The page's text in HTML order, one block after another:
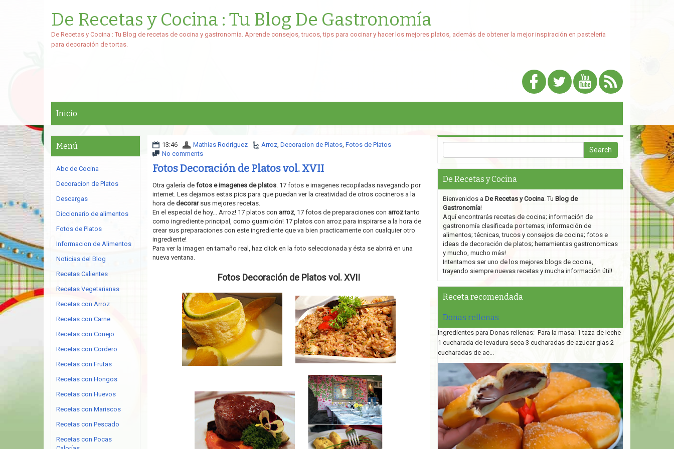
De Recetas y Cocina : Tu Blog De Gastronomía
De Recetas y Cocina : Tu Blog de recetas de cocina y gastronomía. Aprende consejos, trucos, tips para cocinar y hacer los mejores platos, además de obtener la mejor inspiración en pastelería
para decoración de tortas.
Inicio
13:46 Mathias Rodriguez Arroz, Decoracion de Platos, Fotos de Platos
No comments
Fotos Decoración de Platos vol. XVII
Otra galería defotos e imagenes de platos. 17 fotos e imagenes recopiladas navegando por
internet. Les dejamos estas pics para que puedan ver la creatividad de otros cocineros a la
hora de decorarsus mejores recetas.
En el especial de hoy... Arroz! 17 platos con arroz, 17 fotos de preparaciones con arroztanto
como ingrediente principal, como guarnición! 17 platos con arroz para inspirarse a la hora de
crear sus preparaciones con este ingrediente que va bien practicamente con cualquier otro
ingrediente!
Para ver la imagen en tamaño real, haz click en la foto seleccionada y ésta se abrirá en una
nueva ventana.
Fotos Decoración de Platos vol. XVII
Menú
Abc de Cocina
Decoracion de Platos
Descargas
Diccionario de alimentos
Fotos de Platos
Informacion de Alimentos
Noticias del Blog
Recetas Calientes
Recetas Vegetarianas
Recetas con Arroz
Recetas con Carne
Recetas con Conejo
Recetas con Cordero
Recetas con Frutas
Recetas con Hongos
Recetas con Huevos
Recetas con Mariscos
Recetas con Pescado
Recetas con Pocas
De Recetas y Cocina
Bienvenidos a De Recetas y Cocina. Tu Blog de
Gastronomía!
Aquí encontrarás recetas de cocina; información de
gastronomía clasificada por temas; información de
alimentos; técnicas, trucos y consejos de cocina; fotos e
ideas de decoración de platos; herramientas gastronomicas
y mucho, mucho más!
Intentamos ser uno de los mejores blogs de cocina,
trayendo siempre nuevas recetas y mucha información útil!
Receta recomendada
Donas rellenas
Ingredientes para Donas rellenas: Para la masa: 1 taza de leche
1 cucharada de levadura seca 3 cucharadas de azúcar glas 2
cucharadas de ac...